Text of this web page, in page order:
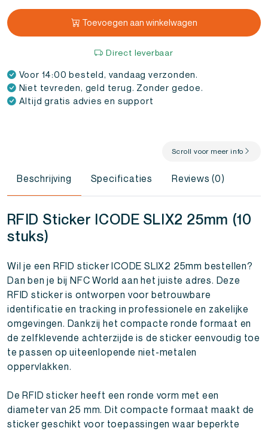
25mm
aantal
Toevoegen aan winkelwagen
Direct leverbaar
Voor 14:00 besteld, vandaag verzonden.
Niet tevreden, geld terug. Zonder gedoe.
Altijd gratis advies en support
Scroll voor meer info
Beschrijving Specificaties Reviews (0)
RFID Sticker ICODE SLIX2 25mm (10
stuks)
Wil je een RFID sticker ICODE SLIX2 25mm bestellen?
Dan ben je bij NFC World aan het juiste adres. Deze
RFID sticker is ontworpen voor betrouwbare
identificatie en tracking in professionele en zakelijke
omgevingen. Dankzij het compacte ronde formaat en
de zelfklevende achterzijde is de sticker eenvoudig toe
te passen op uiteenlopende niet-metalen
oppervlakken.
De RFID sticker heeft een ronde vorm met een
diameter van 25 mm. Dit compacte formaat maakt de
sticker geschikt voor toepassingen waar beperkte